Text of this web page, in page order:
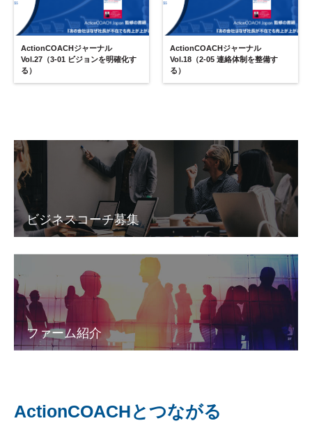
ActionCOACHジャーナル
Vol.27（3-01 ビジョンを明確化す
る）
ActionCOACHジャーナル
Vol.18（2-05 連絡体制を整備す
る）
ビジネスコーチ募集
ファーム紹介
ActionCOACHとつながる